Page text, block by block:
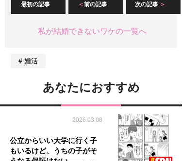
最初の記事 前の記事 次の記事
私が結婚できないワケの一覧へ
婚活
あなたにおすすめ
2026.03.08
公立からいい大学に行く子
もいるけど、うちの子がそ